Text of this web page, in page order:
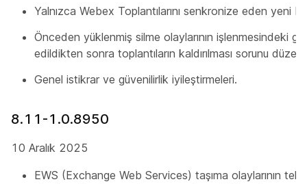
Yalnızca Webex Toplantılarını senkronize eden yeni
Önceden yüklenmiş silme olaylarının işlenmesindeki
edildikten sonra toplantıların kaldırılması sorunu
Genel istikrar ve güvenilirlik iyileştirmeleri.
8.11-1.0.8950
10 Aralık 2025
EWS (Exchange Web Services) taşıma olaylarının